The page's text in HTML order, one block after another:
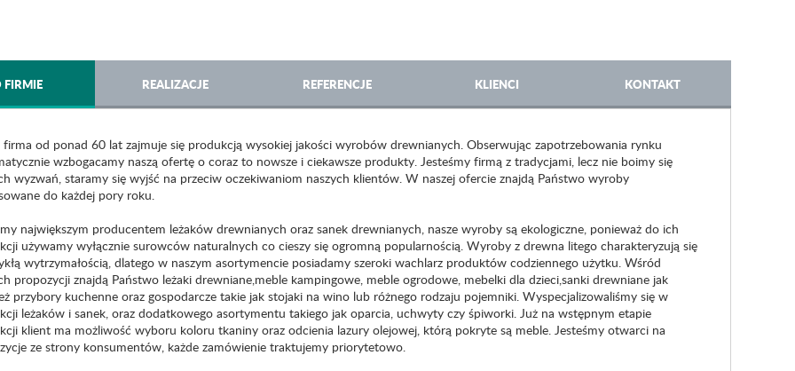
FIRMIE REALIZACJE REFERENCJE KLIENCI KONTAKT
firma od ponad 60 lat zajmuje się produkcją wysokiej jakości wyrobów drewnianych. Obserwując zapotrzebowania rynku
wzbogacamy naszą ofertę o coraz to nowsze i ciekawsze produkty. Jesteśmy firmą z tradycjami, lecz nie boimy się
wyzwań, staramy się wyjść na przeciw oczekiwaniom naszych klientów. W naszej ofercie znajdą Państwo wyroby
do każdej pory roku.
największym producentem leżaków drewnianych oraz sanek drewnianych, nasze wyroby są ekologiczne, ponieważ do ich
używamy wyłącznie surowców naturalnych co cieszy się ogromną popularnością. Wyroby z drewna litego charakteryzują się
wytrzymałością, dlatego w naszym asortymencie posiadamy szeroki wachlarz produktów codziennego użytku. Wśród
propozycji znajdą Państwo leżaki drewniane,meble kampingowe, meble ogrodowe, mebelki dla dzieci,sanki drewniane jak
przybory kuchenne oraz gospodarcze takie jak stojaki na wino lub różnego rodzaju pojemniki. Wyspecjalizowaliśmy się w
leżaków i sanek, oraz dodatkowego asortymentu takiego jak oparcia, uchwyty czy śpiworki. Już na wstępnym etapie
klient ma możliwość wyboru koloru tkaniny oraz odcienia lazury olejowej, którą pokryte są meble. Jesteśmy otwarci na
ze strony konsumentów, każde zamówienie traktujemy priorytetowo.